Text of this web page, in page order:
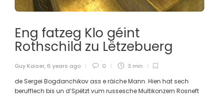
Eng fatzeg Klo géint
Rothschild zu Lëtzebuerg
Guy Kaiser, 6 years ago 0 3 min
de Sergei Bogdanchikov ass e räiche Mann. Hien hat sech
berufflech bis un d’Spëtzt vum russesche Multikonzern Rosneft